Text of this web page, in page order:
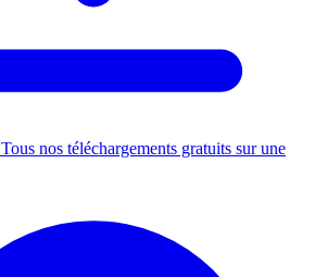
Tous nos téléchargements gratuits sur une